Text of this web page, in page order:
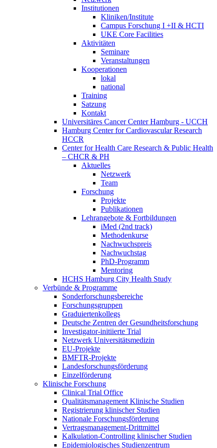
Institutionen
Kliniken/Institute
Campus Forschung I +II & HCTI
UKE Core Facilities
Aktivitäten
Seminare
Veranstaltungen
Kooperationen
lokal
national
Training
Satzung
Kontakt
Universitäres Cancer Center Hamburg - UCCH
Hamburg Center for Cardiovascular Research
HCCR
Center for Health Care Research & Public Health
– CHCR & PH
Aktuelles
Netzwerk
Team
Forschung
Projekte
Publikationen
Lehrangebote & Fortbildungen
iMed (2nd track)
Methodenkurse
Nachwuchspreis
Nachwuchstag
PhD-Programm
Mentoring
HCHS Hamburg City Health Study
Verbünde & Programme
Sonderforschungsbereiche
Forschungsgruppen
Graduiertenkollegs
Deutsche Zentren der Gesundheitsforschung
Investigator-initiierte Trial
Netzwerk Universitätsmedizin
EU-Projekte
BMFTR-Projekte
Landesforschungsförderung
Einzelförderung
Klinische Forschung
Clinical Trial Office
Qualitätsmanagement Klinische Studien
Registrierung klinischer Studien
Nationale Forschungsförderung
Vertragsmanagement-Drittmittel
Kalkulation-Controlling klinischer Studien
Epidemiologisches Studienzentrum